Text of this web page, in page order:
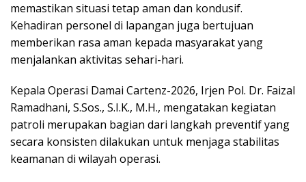
memastikan situasi tetap aman dan kondusif.
Kehadiran personel di lapangan juga bertujuan
memberikan rasa aman kepada masyarakat yang
menjalankan aktivitas sehari-hari.
Kepala Operasi Damai Cartenz-2026, Irjen Pol. Dr. Faizal
Ramadhani, S.Sos., S.I.K., M.H., mengatakan kegiatan
patroli merupakan bagian dari langkah preventif yang
secara konsisten dilakukan untuk menjaga stabilitas
keamanan di wilayah operasi.